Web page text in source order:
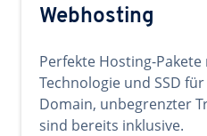
Webhosting
Perfekte Hosting-
Technologie und SSD
Domain, unbegrenzter
sind bereits inklusive.